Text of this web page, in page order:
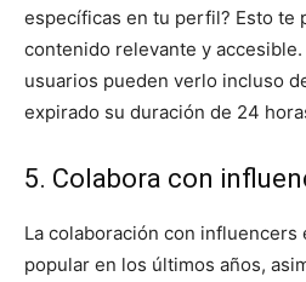
específicas en tu perfil? Esto te
contenido relevante y
usuarios pueden verlo incluso
expirado su duración de 24
5. Colabora con
La colaboración con influencers
popular en los últimos años,